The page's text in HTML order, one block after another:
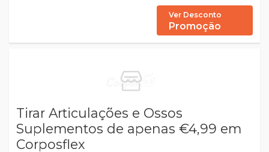
Ver Desconto
Promoção
Tirar Articulações e Ossos
Suplementos de apenas €4,99 em
Corposflex